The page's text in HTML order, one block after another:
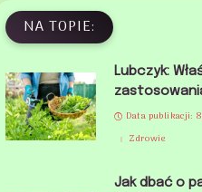
NA TOPIE:
Lubczyk:
Data publikacji:
Zdrowie
Jak dbać o